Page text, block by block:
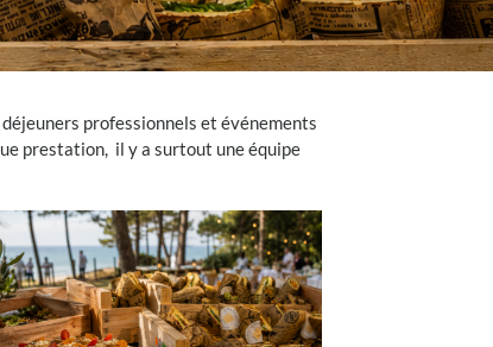
professionnels et événements
prestation, il y a surtout une équipe